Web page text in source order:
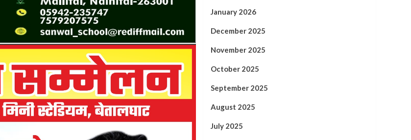
January 2026
December 2025
November 2025
October 2025
September 2025
August 2025
July 2025